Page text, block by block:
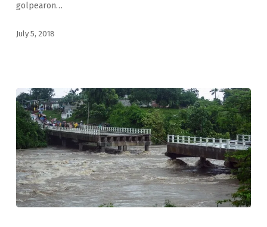
golpearon…
July 5, 2018